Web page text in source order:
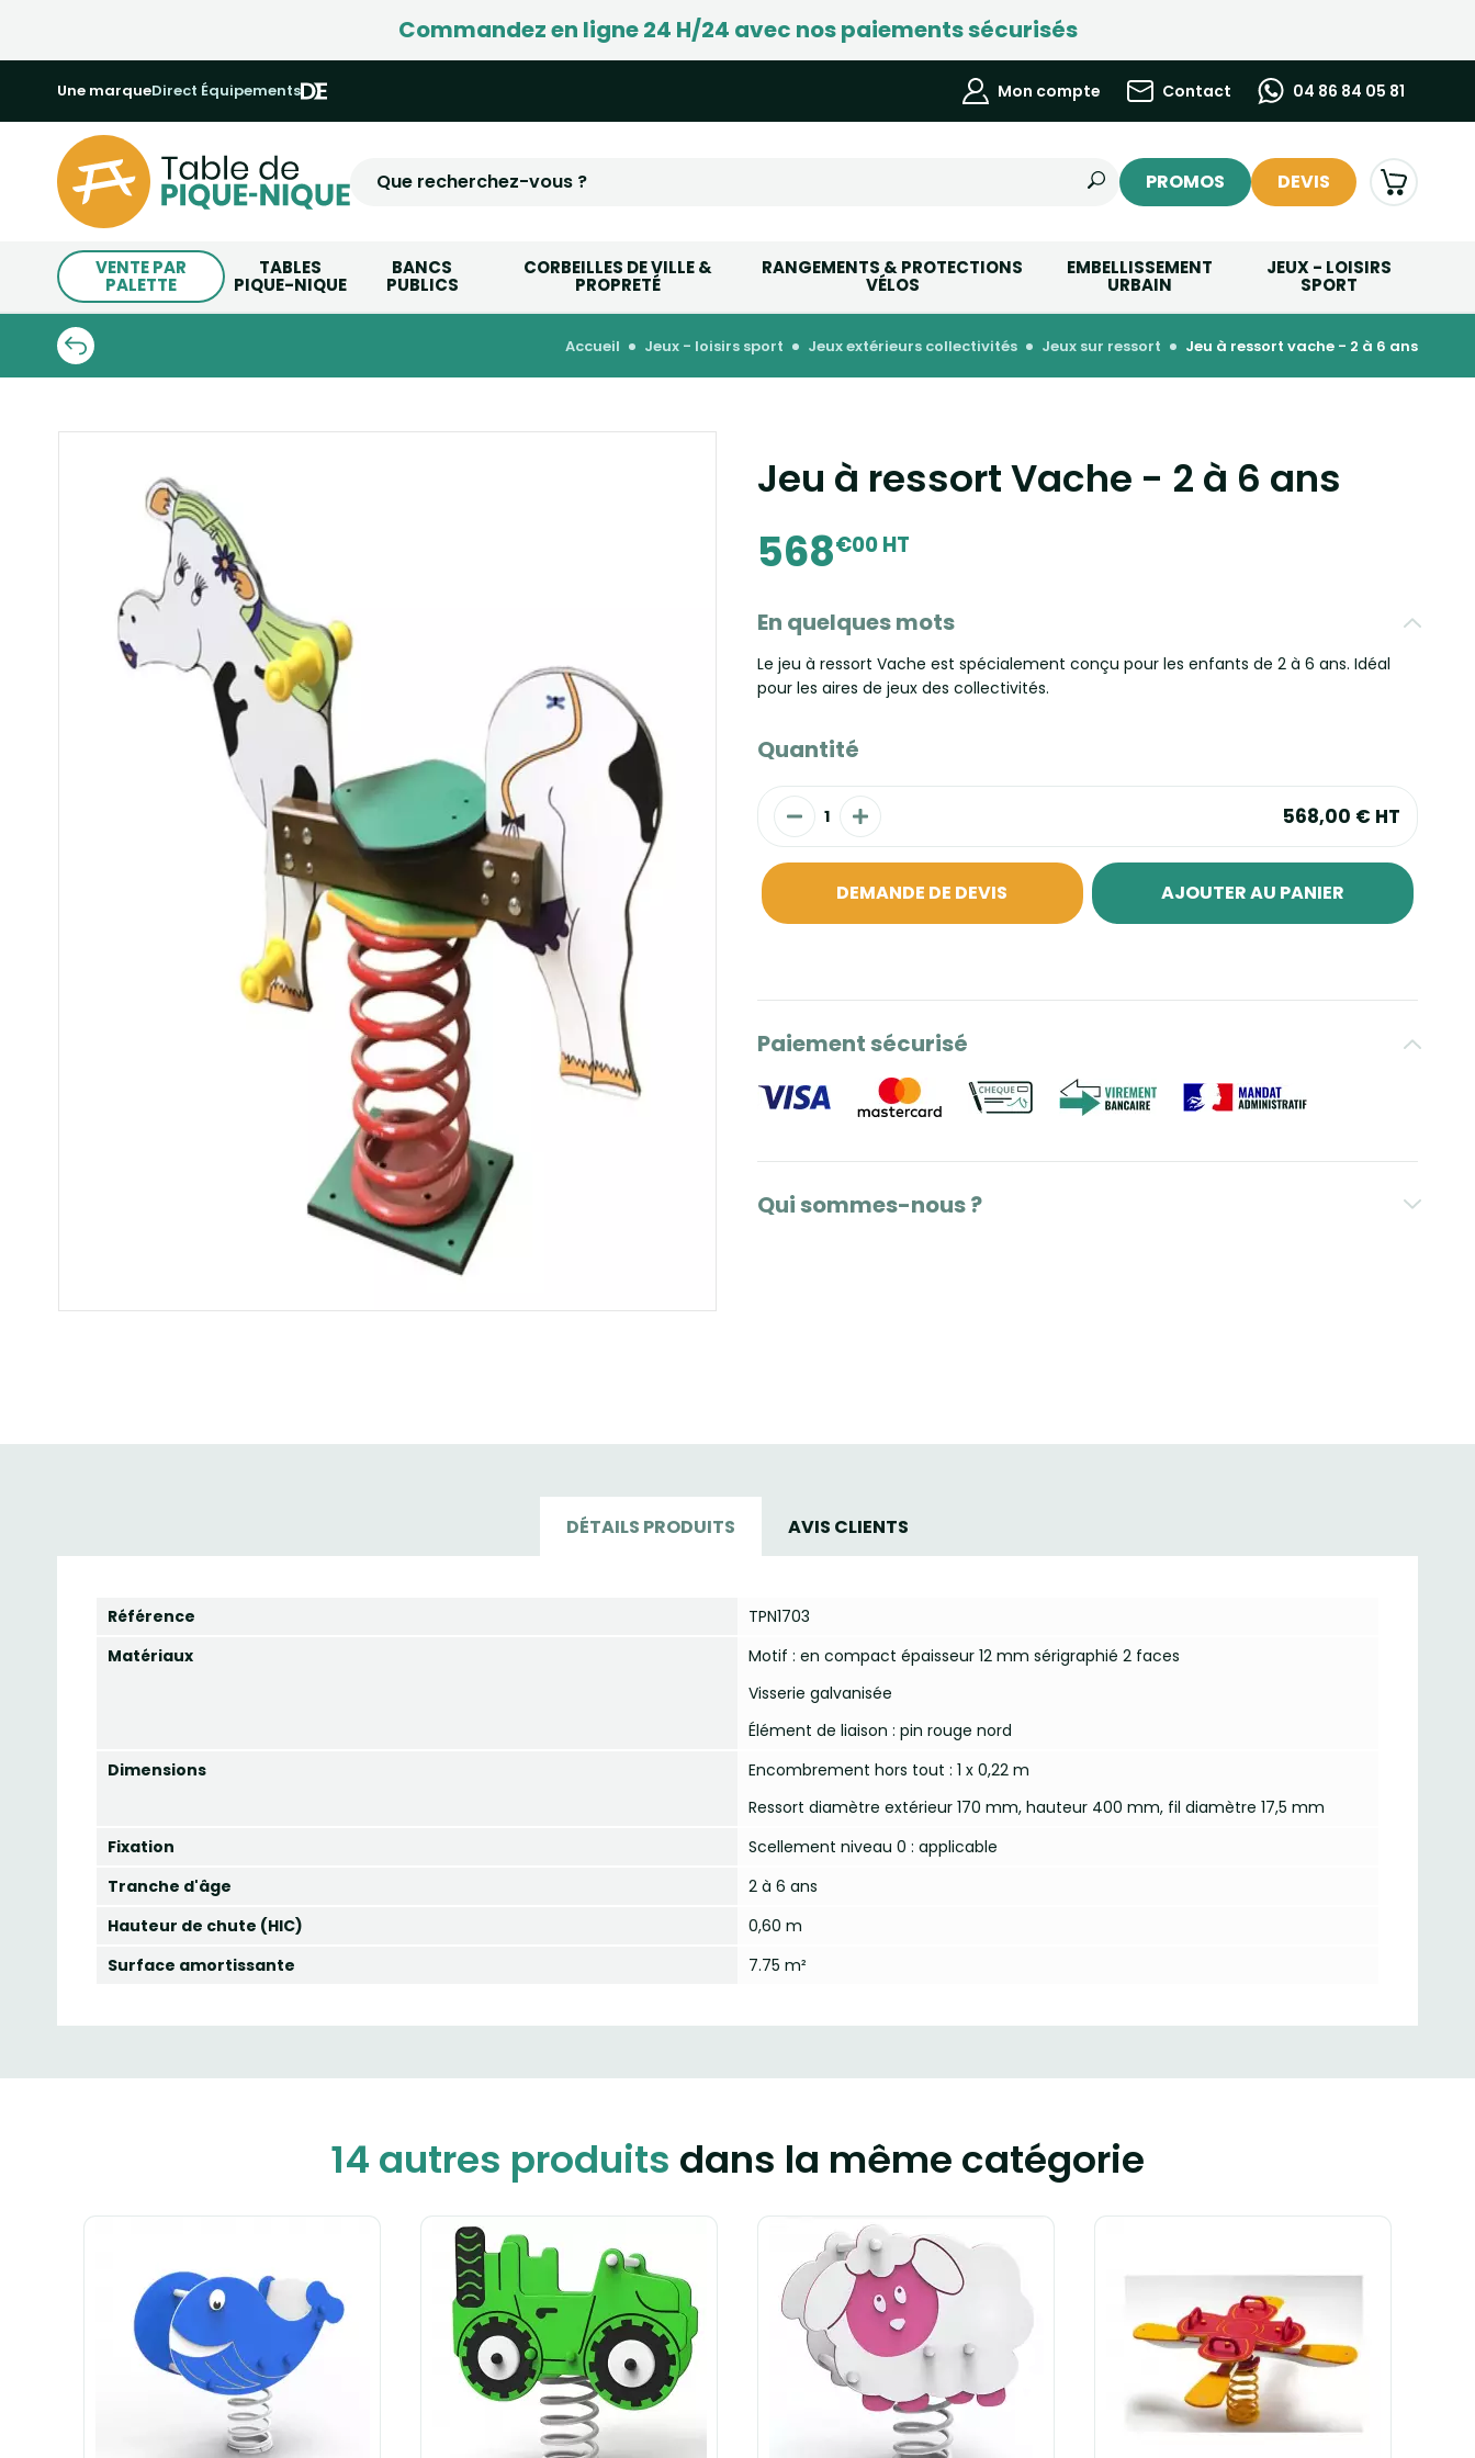
Commandez en ligne 24 H/24 avec nos paiements sécurisés
Une marqueDirect Équipements Mon compte Contact 04 86 84 05 81
PROMOS DEVIS
VENTE PAR
PALETTE
TABLES
PIQUE-NIQUE
BANCS
PUBLICS
CORBEILLES DE VILLE &
PROPRETÉ
RANGEMENTS & PROTECTIONS
VÉLOS
EMBELLISSEMENT
URBAIN
JEUX - LOISIRS
SPORT
accueil jeux - loisirs sport jeux extérieurs collectivités jeux sur ressort jeu à ressort vache - 2 à 6 ans
Jeu à ressort Vache - 2 à 6 ans
568€00 HT
En quelques mots
Le jeu à ressort Vache est spécialement conçu pour les enfants de 2 à 6 ans. Idéal
pour les aires de jeux des collectivités.
Quantité
568,00 € HT
DEMANDE DE DEVIS AJOUTER AU PANIER
Paiement sécurisé
Qui sommes-nous ?
DÉTAILS PRODUITS AVIS CLIENTS
Référence
TPN1703
Matériaux
Motif : en compact épaisseur 12 mm sérigraphié 2 faces
Visserie galvanisée
Élément de liaison : pin rouge nord
Dimensions
Encombrement hors tout : 1 x 0,22 m
Ressort diamètre extérieur 170 mm, hauteur 400 mm, fil diamètre 17,5 mm
Fixation
Scellement niveau 0 : applicable
Tranche d'âge
2 à 6 ans
Hauteur de chute (HIC)
0,60 m
Surface amortissante
7.75 m²
14 autres produits dans la même catégorie